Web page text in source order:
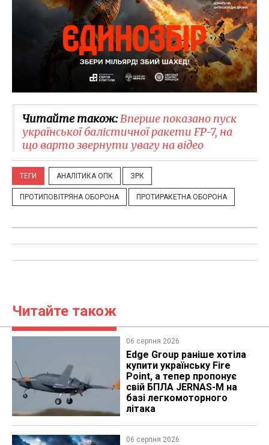
Читайте також:Вперше показано пуск
української балістичної ракети FP-7, на
що варто звернути увагу на відео
ТЕГИ АНАЛІТИКА ОПК ЗРК
ПРОТИПОВІТРЯНА ОБОРОНА ПРОТИРАКЕТНА ОБОРОНА
Читайте також
06 серпня 2026
Edge Group раніше хотіла
купити українську Fire
Point, а тепер пропонує
свій БПЛА JERNAS-M на
базі легкомоторного
літака
06 серпня 2026